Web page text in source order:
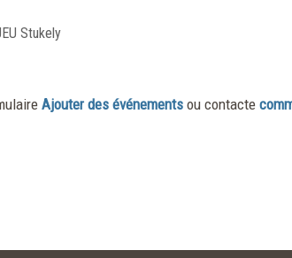
Stukely
Ajouter des événements ou contacte